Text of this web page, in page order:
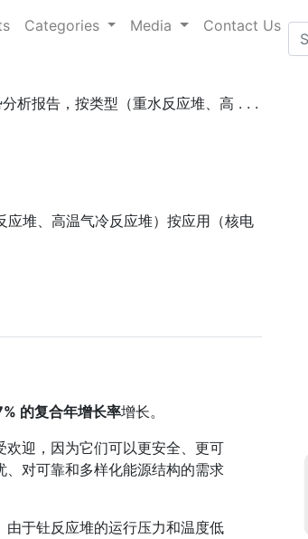
Categories Media Contact Us
析报告，按类型（重水反应堆、高 . . .
堆、高温气冷反应堆）按应用（核电
的复合年增长率增长。
迎，因为它们可以更安全、更可
对可靠和多样化能源结构的需求
于钍反应堆的运行压力和温度低